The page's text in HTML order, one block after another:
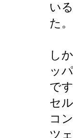
い
た。
し
ッ
で
セ
コ
ツ